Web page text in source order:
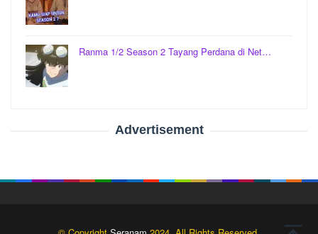
Ranma 1/2 Season 2 Tayang Perdana di Net…
Advertisement